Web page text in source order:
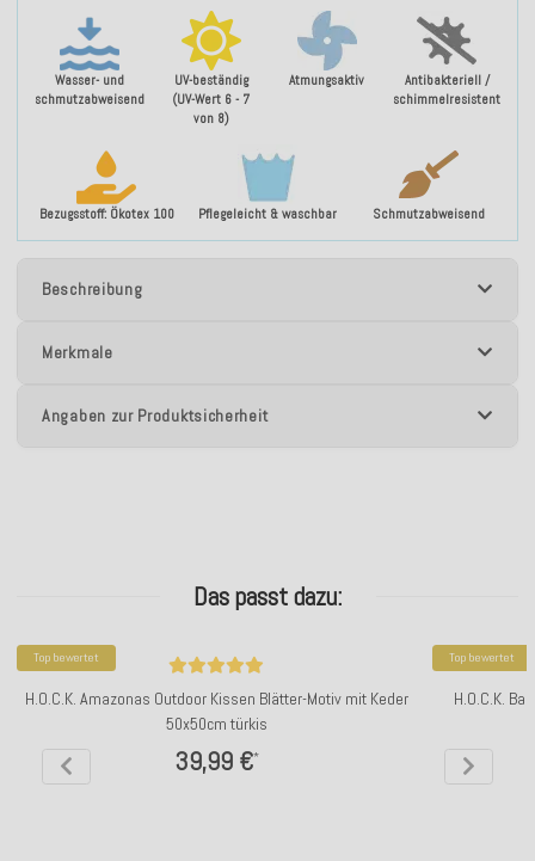
Wasser- und
schmutzabweisend
UV-beständig
(UV-Wert 6 - 7
von 8)
Atmungsaktiv
Antibakteriell /
schimmelresistent
Bezugsstoff: Ökotex 100 Pflegeleicht & waschbar Schmutzabweisend
Beschreibung
Merkmale
Angaben zur Produktsicherheit
Das passt dazu:
Top bewertet
H.O.C.K. Amazonas Outdoor Kissen Blätter-Motiv mit Keder
50x50cm türkis
39,99 €*
Top bewertet
H.O.C.K.